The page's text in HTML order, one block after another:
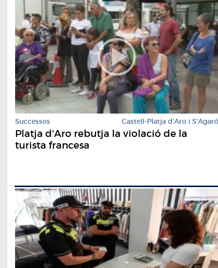
Successos Castell-Platja d'Aro i S'Agaró
Platja d'Aro rebutja la violació de la
turista francesa